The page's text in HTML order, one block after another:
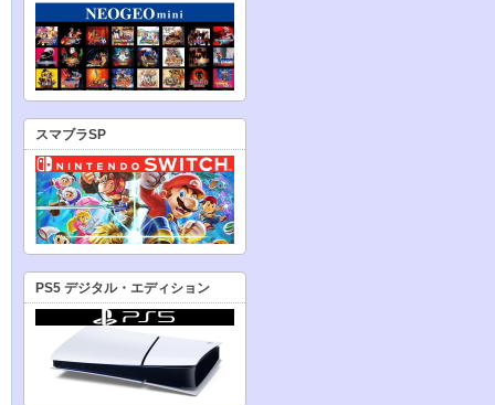
スマブラSP
PS5 デジタル・エディション